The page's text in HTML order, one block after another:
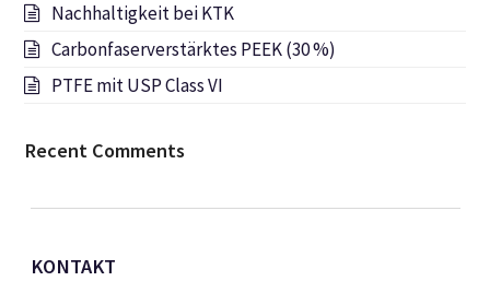
Nachhaltigkeit bei KTK
Carbonfaserverstärktes PEEK (30 %)
PTFE mit USP Class VI
Recent Comments
KONTAKT